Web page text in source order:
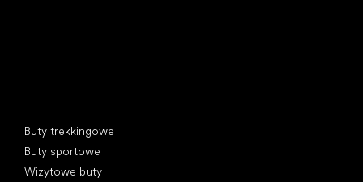
Buty trekkingowe
Buty sportowe
Wizytowe buty